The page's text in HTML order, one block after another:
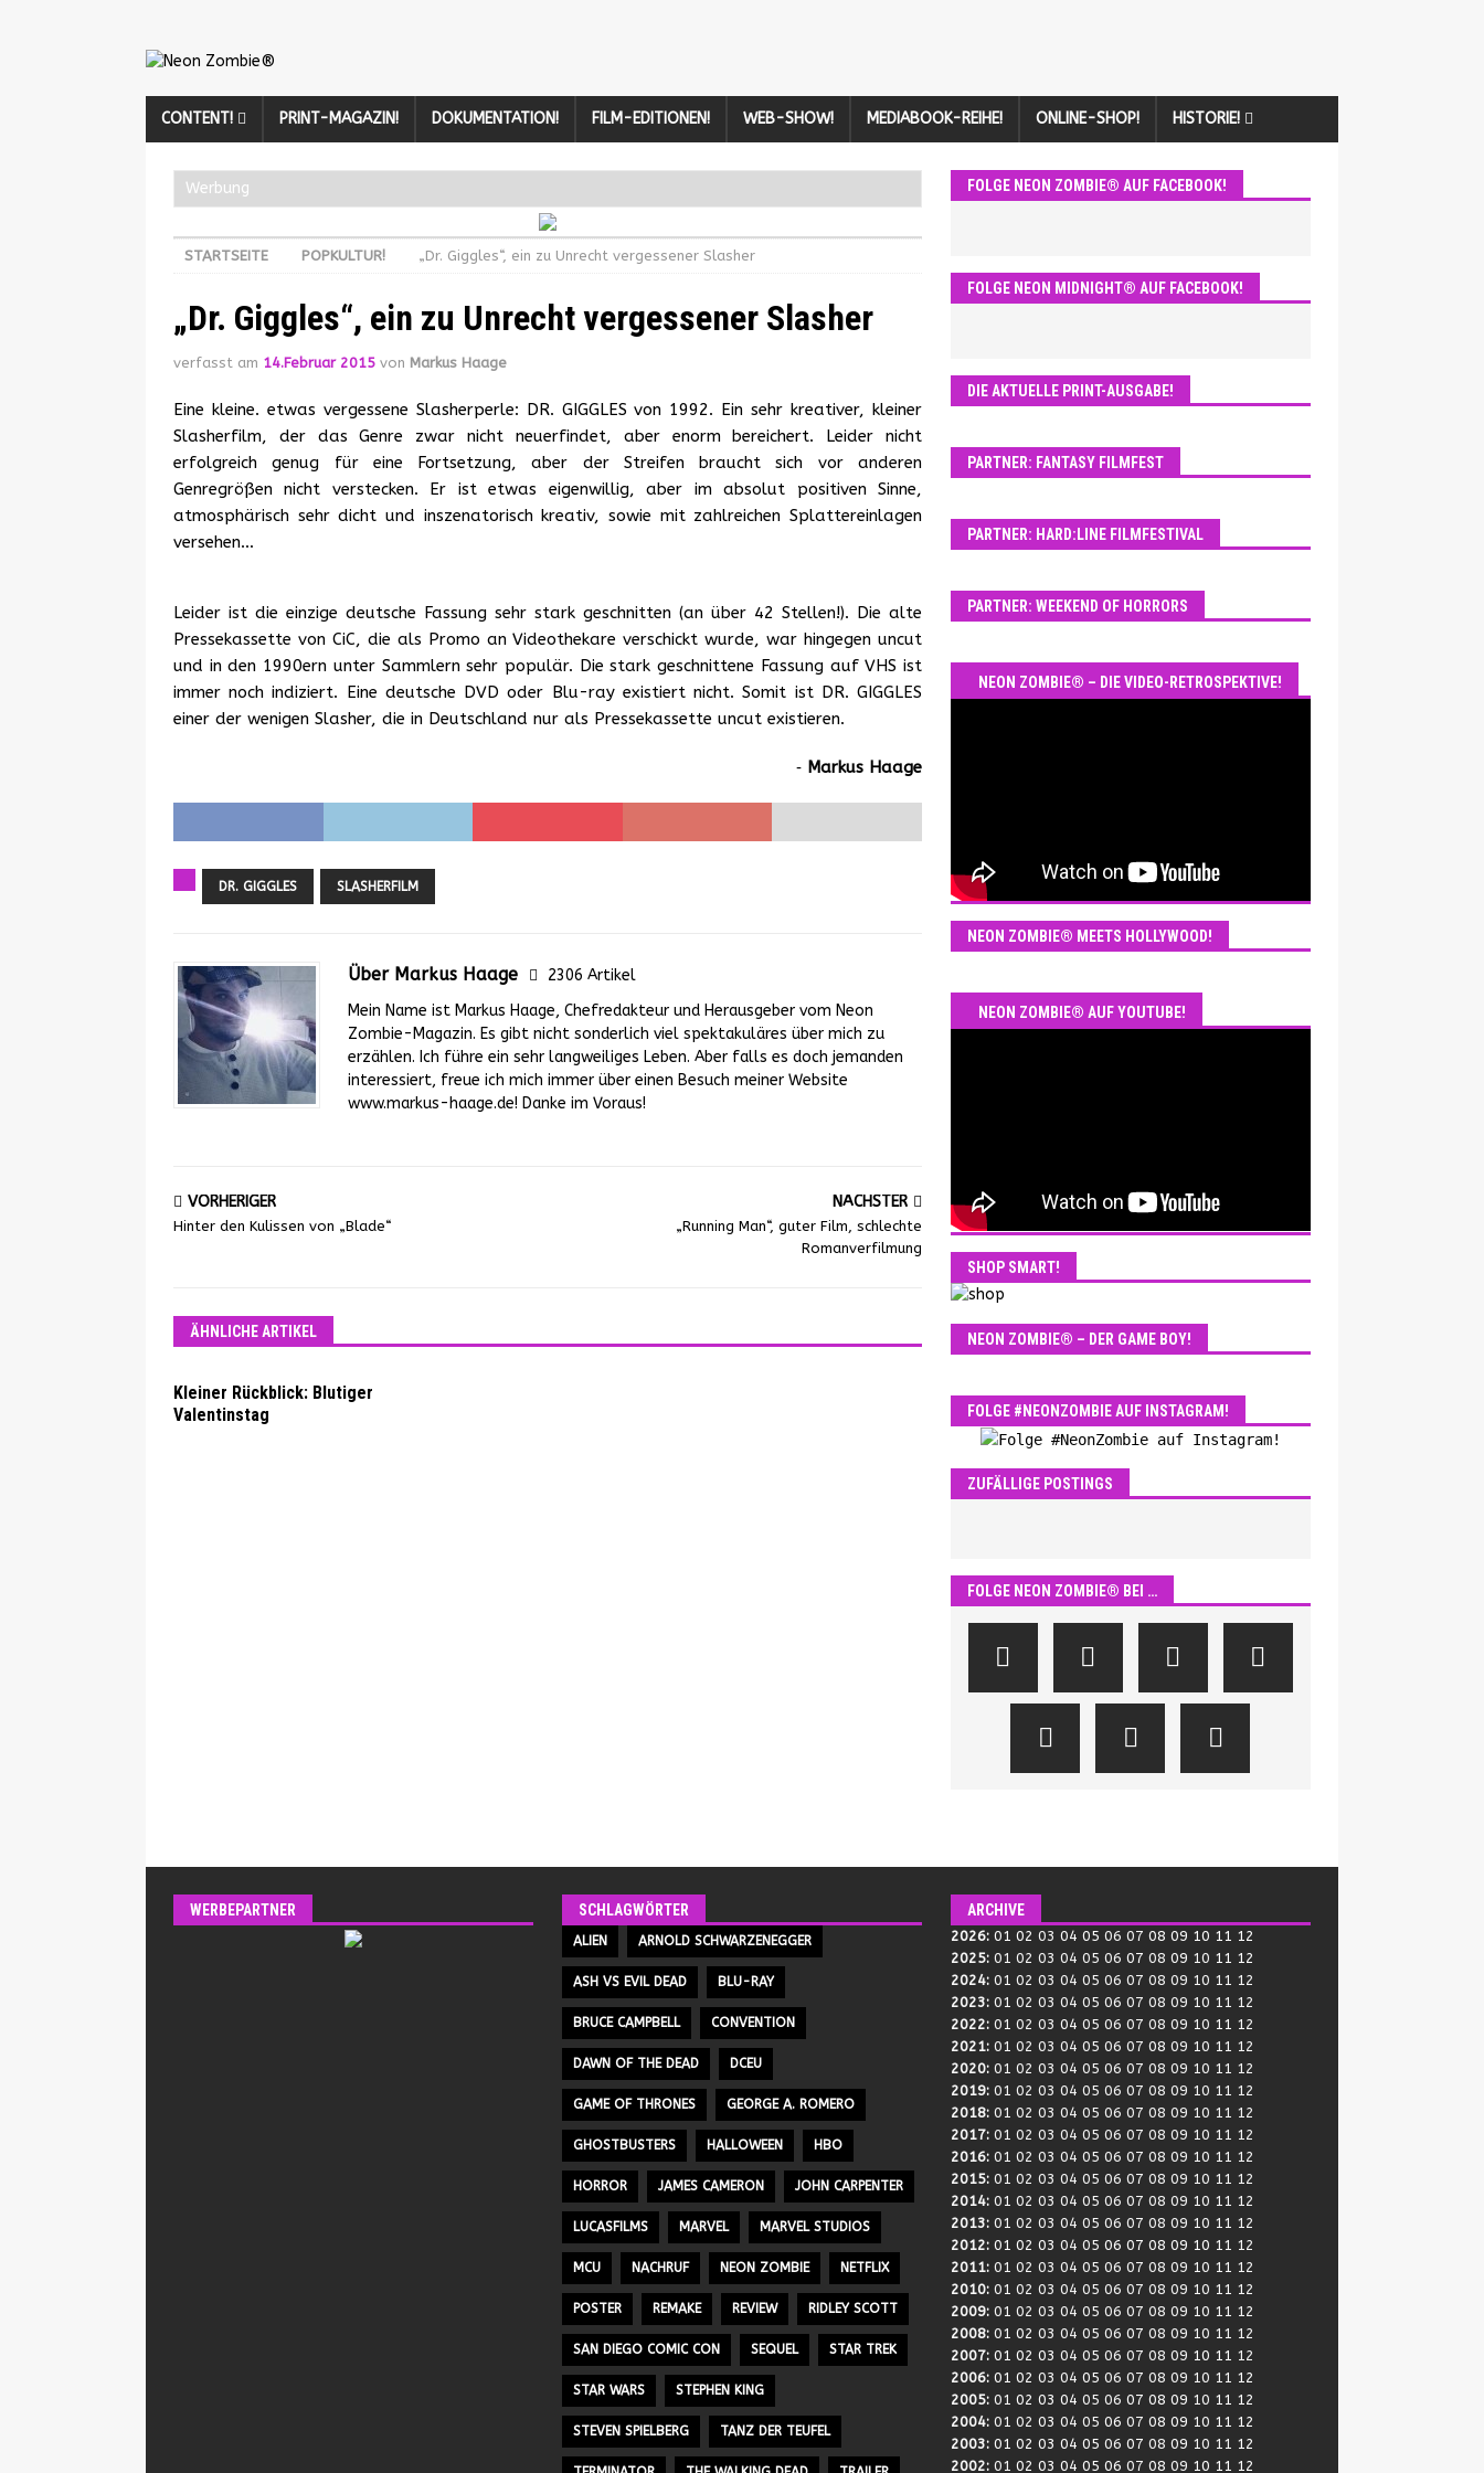
CONTENT! PRINT-MAGAZIN! DOKUMENTATION! FILM-EDITIONEN! WEB-SHOW! MEDIABOOK-REIHE! ONLINE-SHOP! HISTORIE!
Werbung
STARTSEITE POPKULTUR! „Dr. Giggles“, ein zu Unrecht vergessener Slasher
„Dr. Giggles“, ein zu Unrecht vergessener Slasher
verfasst am 14.Februar 2015 von Markus Haage
Eine kleine. etwas vergessene Slasherperle: DR. GIGGLES von 1992. Ein sehr kreativer, kleiner
Slasherfilm, der das Genre zwar nicht neuerfindet, aber enorm bereichert. Leider nicht
erfolgreich genug für eine Fortsetzung, aber der Streifen braucht sich vor anderen
Genregrößen nicht verstecken. Er ist etwas eigenwillig, aber im absolut positiven Sinne,
atmosphärisch sehr dicht und inszenatorisch kreativ, sowie mit zahlreichen Splattereinlagen
versehen…
Leider ist die einzige deutsche Fassung sehr stark geschnitten (an über 42 Stellen!). Die alte
Pressekassette von CiC, die als Promo an Videothekare verschickt wurde, war hingegen uncut
und in den 1990ern unter Sammlern sehr populär. Die stark geschnittene Fassung auf VHS ist
immer noch indiziert. Eine deutsche DVD oder Blu-ray existiert nicht. Somit ist DR. GIGGLES
einer der wenigen Slasher, die in Deutschland nur als Pressekassette uncut existieren.
‐ Markus Haage
DR. GIGGLES SLASHERFILM
Über Markus Haage
2306 Artikel
Mein Name ist Markus Haage, Chefredakteur und Herausgeber vom Neon
Zombie-Magazin. Es gibt nicht sonderlich viel spektakuläres über mich zu
erzählen. Ich führe ein sehr langweiliges Leben. Aber falls es doch jemanden
interessiert, freue ich mich immer über einen Besuch meiner Website
www.markus-haage.de! Danke im Voraus!
VORHERIGER
Hinter den Kulissen von „Blade“
NÄCHSTER
„Running Man“, guter Film, schlechte
Romanverfilmung
ÄHNLICHE ARTIKEL
Kleiner Rückblick: Blutiger
Valentinstag
FOLGE NEON ZOMBIE® AUF FACEBOOK!
FOLGE NEON MIDNIGHT® AUF FACEBOOK!
DIE AKTUELLE PRINT-AUSGABE!
PARTNER: FANTASY FILMFEST
PARTNER: HARD:LINE FILMFESTIVAL
PARTNER: WEEKEND OF HORRORS
NEON ZOMBIE® – DIE VIDEO-RETROSPEKTIVE!
NEON ZOMBIE® MEETS HOLLYWOOD!
NEON ZOMBIE® AUF YOUTUBE!
SHOP SMART!
NEON ZOMBIE® – DER GAME BOY!
FOLGE #NEONZOMBIE AUF INSTAGRAM!
ZUFÄLLIGE POSTINGS
FOLGE NEON ZOMBIE® BEI …
WERBEPARTNER SCHLAGWÖRTER
ALIEN ARNOLD SCHWARZENEGGER
ASH VS EVIL DEAD BLU-RAY
BRUCE CAMPBELL CONVENTION
DAWN OF THE DEAD DCEU
GAME OF THRONES GEORGE A. ROMERO
GHOSTBUSTERS HALLOWEEN HBO
HORROR JAMES CAMERON JOHN CARPENTER
LUCASFILMS MARVEL MARVEL STUDIOS
MCU NACHRUF NEON ZOMBIE NETFLIX
POSTER REMAKE REVIEW RIDLEY SCOTT
SAN DIEGO COMIC CON SEQUEL STAR TREK
STAR WARS STEPHEN KING
STEVEN SPIELBERG TANZ DER TEUFEL
ARCHIVE
2026: 01 02 03 04 05 06 07 08 09 10 11 12
2025: 01 02 03 04 05 06 07 08 09 10 11 12
2024: 01 02 03 04 05 06 07 08 09 10 11 12
2023: 01 02 03 04 05 06 07 08 09 10 11 12
2022: 01 02 03 04 05 06 07 08 09 10 11 12
2021: 01 02 03 04 05 06 07 08 09 10 11 12
2020: 01 02 03 04 05 06 07 08 09 10 11 12
2019: 01 02 03 04 05 06 07 08 09 10 11 12
2018: 01 02 03 04 05 06 07 08 09 10 11 12
2017: 01 02 03 04 05 06 07 08 09 10 11 12
2016: 01 02 03 04 05 06 07 08 09 10 11 12
2015: 01 02 03 04 05 06 07 08 09 10 11 12
2014: 01 02 03 04 05 06 07 08 09 10 11 12
2013: 01 02 03 04 05 06 07 08 09 10 11 12
2012: 01 02 03 04 05 06 07 08 09 10 11 12
2011: 01 02 03 04 05 06 07 08 09 10 11 12
2010: 01 02 03 04 05 06 07 08 09 10 11 12
2009: 01 02 03 04 05 06 07 08 09 10 11 12
2008: 01 02 03 04 05 06 07 08 09 10 11 12
2007: 01 02 03 04 05 06 07 08 09 10 11 12
2006: 01 02 03 04 05 06 07 08 09 10 11 12
2005: 01 02 03 04 05 06 07 08 09 10 11 12
2004: 01 02 03 04 05 06 07 08 09 10 11 12
2003: 01 02 03 04 05 06 07 08 09 10 11 12
2002: 01 02 03 04 05 06 07 08 09 10 11 12